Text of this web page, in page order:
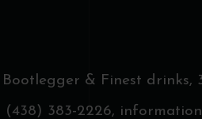
Bootlegger & Finest drinks,
(438) 383-2226,